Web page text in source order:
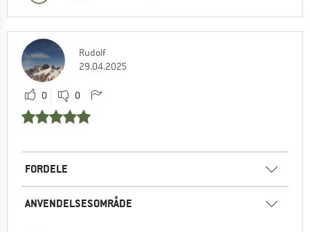
Rudolf
29.04.2025
0 0
FORDELE
ANVENDELSESOMRÅDE